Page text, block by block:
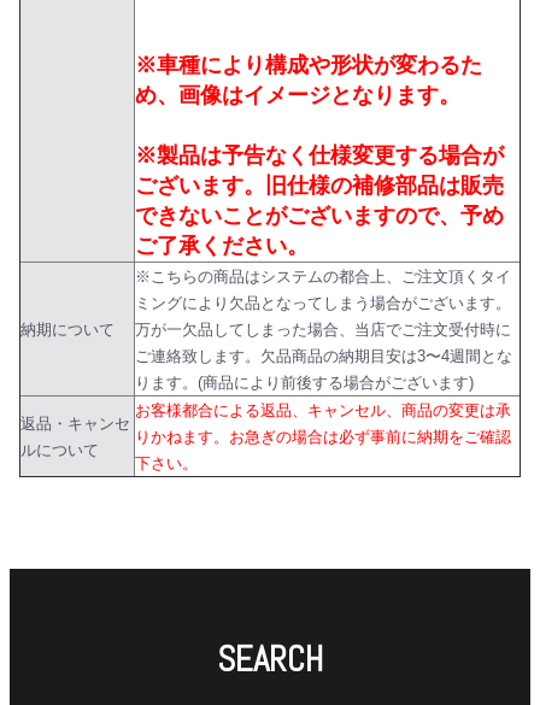
※車種により構成や形状が変わるた
め、画像はイメージとなります。
※製品は予告なく仕様変更する場合が
ございます。旧仕様の補修部品は販売
できないことがございますので、予め
ご了承ください。
納期について
※こちらの商品はシステムの都合上、ご注文頂くタイ
ミングにより欠品となってしまう場合がございます。
万が一欠品してしまった場合、当店でご注文受付時に
ご連絡致します。欠品商品の納期目安は3〜4週間とな
ります。(商品により前後する場合がございます)
返品・キャンセ
ルについて
お客様都合による返品、キャンセル、商品の変更は承
りかねます。お急ぎの場合は必ず事前に納期をご確認
下さい。
SEARCH